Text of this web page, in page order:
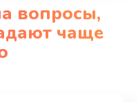
вопросы,
чаще